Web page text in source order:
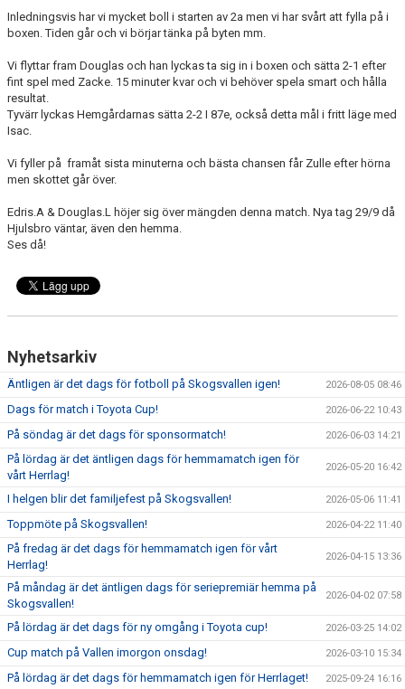
Inledningsvis har vi mycket boll i starten av 2a men vi har svårt att fylla på i
boxen. Tiden går och vi börjar tänka på byten mm.
Vi flyttar fram Douglas och han lyckas ta sig in i boxen och sätta 2-1 efter
fint spel med Zacke. 15 minuter kvar och vi behöver spela smart och hålla
resultat.
Tyvärr lyckas Hemgårdarnas sätta 2-2 I 87e, också detta mål i fritt läge med
Isac.
Vi fyller på framåt sista minuterna och bästa chansen får Zulle efter hörna
men skottet går över.
Edris.A & Douglas.L höjer sig över mängden denna match. Nya tag 29/9 då
Hjulsbro väntar, även den hemma.
Ses då!
Nyhetsarkiv
Äntligen är det dags för fotboll på Skogsvallen igen! 2026-08-05 08:46
Dags för match i Toyota Cup! 2026-06-22 10:43
På söndag är det dags för sponsormatch! 2026-06-03 14:21
På lördag är det äntligen dags för hemmamatch igen för
vårt Herrlag!
2026-05-20 16:42
I helgen blir det familjefest på Skogsvallen! 2026-05-06 11:41
Toppmöte på Skogsvallen! 2026-04-22 11:40
På fredag är det dags för hemmamatch igen för vårt
Herrlag!
2026-04-15 13:36
På måndag är det äntligen dags för seriepremiär hemma på
Skogsvallen!
2026-04-02 07:58
På lördag är det dags för ny omgång i Toyota cup! 2026-03-25 14:02
Cup match på Vallen imorgon onsdag! 2026-03-10 15:34
På lördag är det dags för hemmamatch igen för Herrlaget! 2025-09-24 16:16